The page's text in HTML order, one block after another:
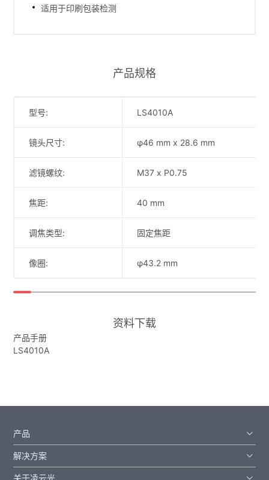
适用于印刷包装检测
产品规格
型号: LS4010A
镜头尺寸: φ46 mm x 28.6 mm
滤镜螺纹: M37 x P0.75
焦距: 40 mm
调焦类型: 固定焦距
像圈: φ43.2 mm
资料下载
产品手册
LS4010A
产品
解决方案
关于凌云光